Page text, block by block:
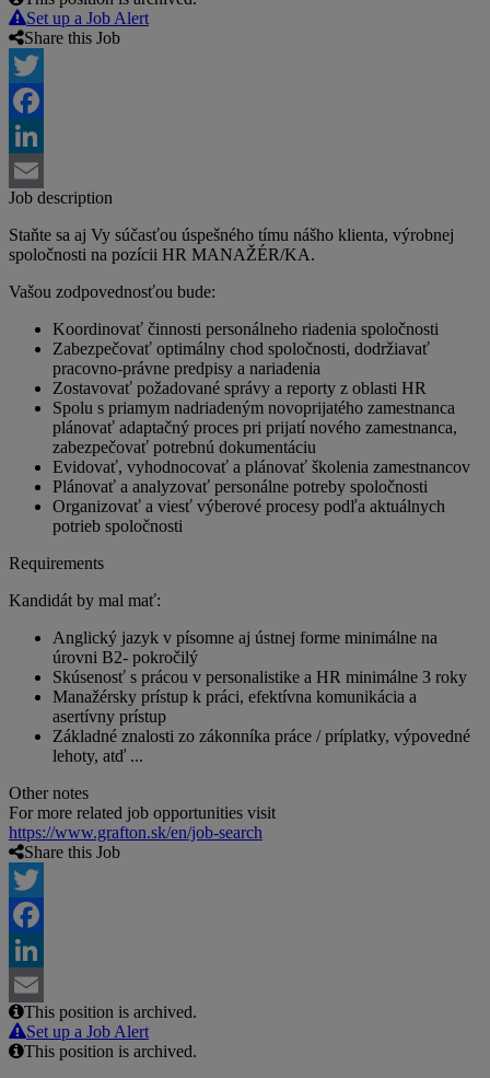
Set up a Job Alert
Share this Job
Twitter
Facebook
LinkedIn
Email
Job description
Staňte sa aj Vy súčasťou úspešného tímu nášho klienta, výrobnej
spoločnosti na pozícii HR MANAŽÉR/KA.
Vašou zodpovednosťou bude:
Koordinovať činnosti personálneho riadenia spoločnosti
Zabezpečovať optimálny chod spoločnosti, dodržiavať
pracovno-právne predpisy a nariadenia
Zostavovať požadované správy a reporty z oblasti HR
Spolu s priamym nadriadeným novoprijatého zamestnanca
plánovať adaptačný proces pri prijatí nového zamestnanca,
zabezpečovať potrebnú dokumentáciu
Evidovať, vyhodnocovať a plánovať školenia zamestnancov
Plánovať a analyzovať personálne potreby spoločnosti
Organizovať a viesť výberové procesy podľa aktuálnych
potrieb spoločnosti
Requirements
Kandidát by mal mať:
Anglický jazyk v písomne aj ústnej forme minimálne na
úrovni B2- pokročilý
Skúsenosť s prácou v personalistike a HR minimálne 3 roky
Manažérsky prístup k práci, efektívna komunikácia a
asertívny prístup
Základné znalosti zo zákonníka práce / príplatky, výpovedné
lehoty, atď ...
Other notes
For more related job opportunities visit
https://www.grafton.sk/en/job-search
Share this Job
Twitter
Facebook
LinkedIn
Email
This position is archived.
Set up a Job Alert
This position is archived.